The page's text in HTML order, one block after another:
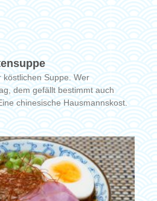
köstlichen Suppe. Wer
dem gefällt bestimmt auch
chinesische Hausmannskost.